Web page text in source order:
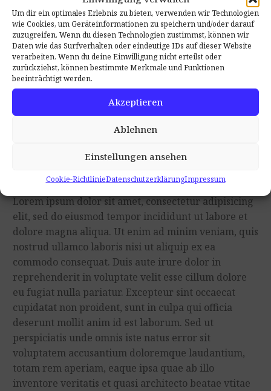
Um dir ein optimales Erlebnis zu bieten, verwenden wir Technologien
wie Cookies, um Geräteinformationen zu speichern und/oder darauf
zuzugreifen. Wenn du diesen Technologien zustimmst, können wir
Daten wie das Surfverhalten oder eindeutige IDs auf dieser Website
verarbeiten. Wenn du deine Einwilligung nicht erteilst oder
zurückziehst, können bestimmte Merkmale und Funktionen
beeinträchtigt werden.
Akzeptieren
Ablehnen
Einstellungen ansehen
Cookie-RichtlinieDatenschutzerklärungImpressum
…Lorem ipsum dolor sit amet,
consectetur adi pisicing elit sed
do eiusmod tempor incididunt ut
labore et dolore magna aliqua!
Lorem ipsum dolor sit amet, consectetur adipisicing
elit, sed do eiusmod tempor incididunt ut labore et
dolore magna aliqua. Ut enim ad minim veniam, quis
nostrud ullamco laboris nisi ut aliquip ex ea
commodo consequat. Duis aute irure dolor in
reprehenderit in voluptate velit esse cillum dolore
eu fugiat nulla pariatur. Excepteur sint occaecat
cupidatat non proident, sunt in culpa qui officia
deserunt mollit anim id est laborum. Sed ut
perspiciatis unde omnis iste natus error sit
voluptatem accusantium doloremque laudantium,
totam rem aperiam, eaque ipsa quae ab illo
inventore veritatis et quasi architecto beatae vtitae